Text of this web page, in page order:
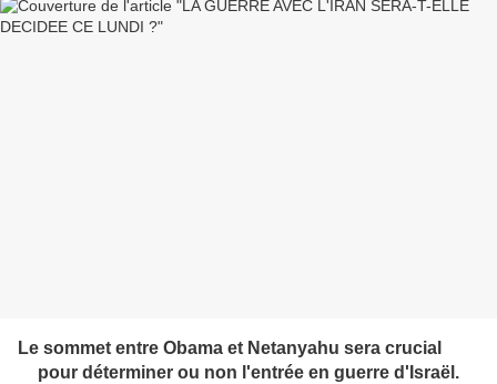
Le sommet entre Obama et Netanyahu sera crucial
pour déterminer ou non l'entrée en guerre d'Israël.